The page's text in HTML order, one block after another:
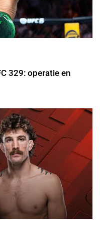
329: operatie en